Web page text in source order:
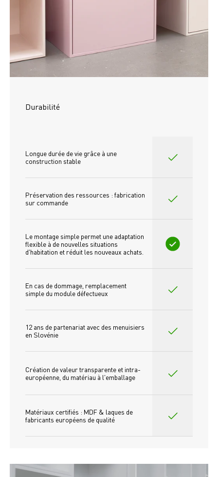
Durabilité
Longue durée de vie grâce à une
construction stable
Préservation des ressources : fabrication
sur commande
Le montage simple permet une adaptation
flexible à de nouvelles situations
d'habitation et réduit les nouveaux achats.
En cas de dommage, remplacement
simple du module défectueux
12 ans de partenariat avec des menuisiers
en Slovénie
Création de valeur transparente et intra-
européenne, du matériau à l'emballage
Matériaux certifiés : MDF & laques de
fabricants européens de qualité